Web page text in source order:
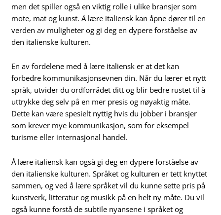
men det spiller også en viktig rolle i ulike bransjer som
mote, mat og kunst. Å lære italiensk kan åpne dører til en
verden av muligheter og gi deg en dypere forståelse av
den italienske kulturen.
En av fordelene med å lære italiensk er at det kan
forbedre kommunikasjonsevnen din. Når du lærer et nytt
språk, utvider du ordforrådet ditt og blir bedre rustet til å
uttrykke deg selv på en mer presis og nøyaktig måte.
Dette kan være spesielt nyttig hvis du jobber i bransjer
som krever mye kommunikasjon, som for eksempel
turisme eller internasjonal handel.
Å lære italiensk kan også gi deg en dypere forståelse av
den italienske kulturen. Språket og kulturen er tett knyttet
sammen, og ved å lære språket vil du kunne sette pris på
kunstverk, litteratur og musikk på en helt ny måte. Du vil
også kunne forstå de subtile nyansene i språket og